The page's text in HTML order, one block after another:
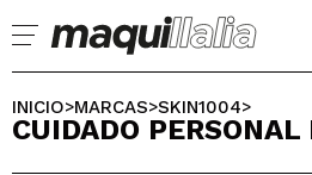
Ya soy #maquilover, tengo
SELECCIONA
INICIO>MARCAS>SKIN1004>
CUIDADO